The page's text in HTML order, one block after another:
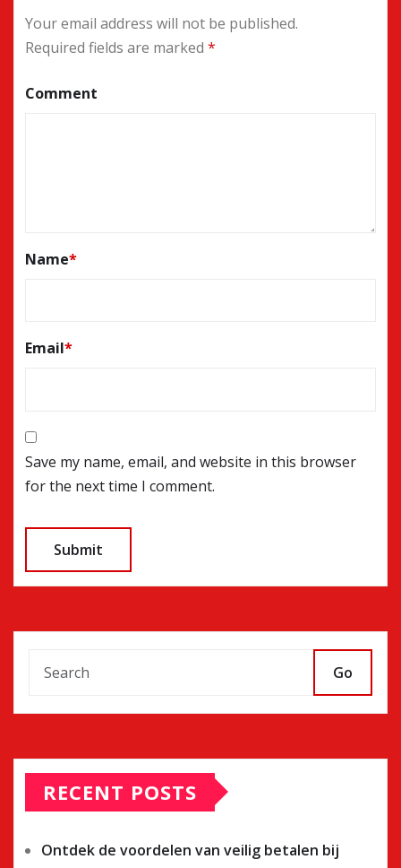
Your email address will not be published.
Required fields are marked *
Comment
Name*
Email*
Save my name, email, and website in this browser
for the next time I comment.
Go
RECENT POSTS
Ontdek de voordelen van veilig betalen bij